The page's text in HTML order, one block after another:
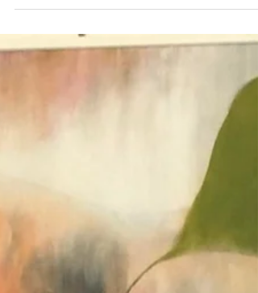
Werke von mir zu sehen. Präsentiert
werden die Arbeiten in der Abteilung
Finanz und Controlling, wo sie den
Arbeitsalltag auf besondere Weise
begleiten. Gerade dort, wo Abläufe von
Genauigkeit, Verantwortung und
Konzentration geprägt sind, setzt Kunst
einen interessanten Gegenpol. Sie
bringt eine andere Ebene in den Raum,
die nicht funktional sein muss und
genau dadurch ihre Wirkung entfaltet.
Die Werke se